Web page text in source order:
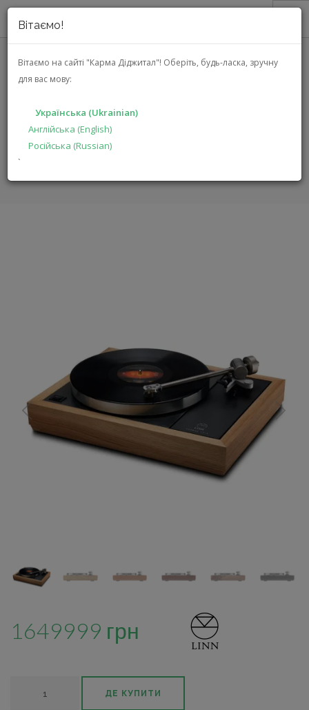
Вітаємо!
Вітаємо на сайті "Карма Діджитал"! Оберіть, будь-ласка, зручну
для вас мову:
Українська (Ukrainian)
Англійська (English)
Російська (Russian)
`
ПРО НАС
АКЦІЇ
РІШЕННЯ
ВИРОБНИКАМ
ГОЛОВНА КАТАЛОГ
1649999 грн
ДЕ КУПИТИ